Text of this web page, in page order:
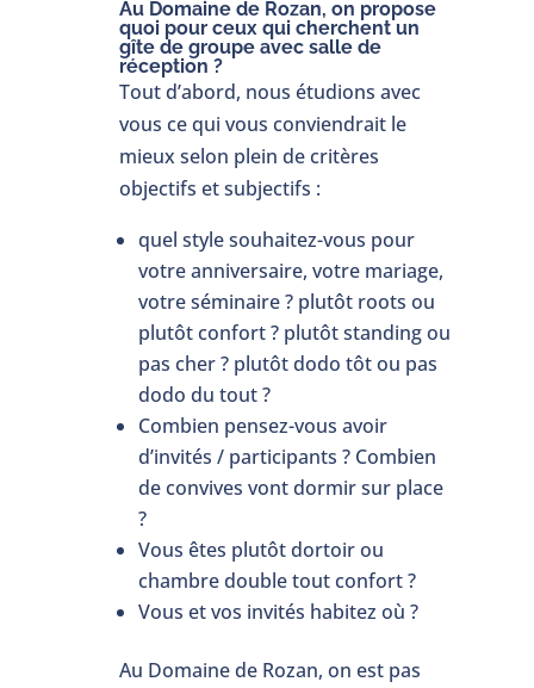
Au Domaine de Rozan, on propose
quoi pour ceux qui cherchent un
gîte de groupe avec salle de
réception ?
Tout d’abord, nous étudions avec
vous ce qui vous conviendrait le
mieux selon plein de critères
objectifs et subjectifs :
quel style souhaitez-vous pour
votre anniversaire, votre mariage,
votre séminaire ? plutôt roots ou
plutôt confort ? plutôt standing ou
pas cher ? plutôt dodo tôt ou pas
dodo du tout ?
Combien pensez-vous avoir
d’invités / participants ? Combien
de convives vont dormir sur place
?
Vous êtes plutôt dortoir ou
chambre double tout confort ?
Vous et vos invités habitez où ?
Au Domaine de Rozan, on est pas